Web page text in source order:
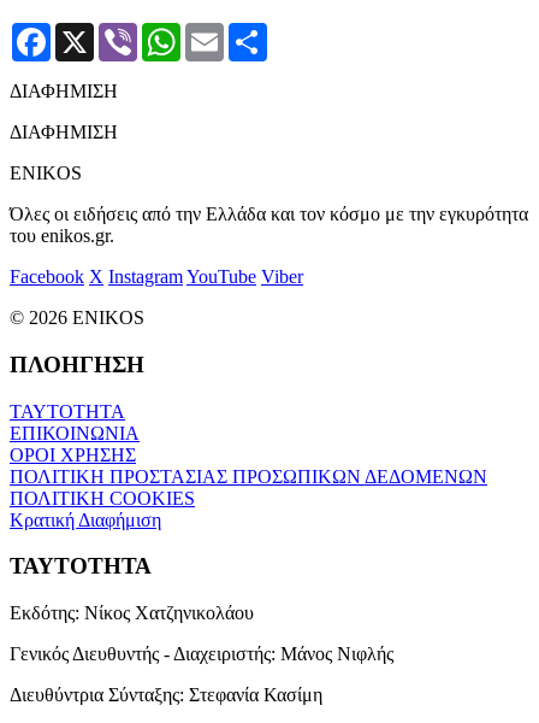
Facebook
X Viber WhatsApp
Email
ΔΙΑΦΗΜΙΣΗ
ΔΙΑΦΗΜΙΣΗ
ENIKOS
Όλες οι ειδήσεις από την Ελλάδα και τον κόσμο με την εγκυρότητα
του enikos.gr.
Facebook X InstagramYouTube Viber
© 2026 ENIKOS
ΠΛΟΗΓΗΣΗ
ΤΑΥΤΟΤΗΤΑ
ΕΠΙΚΟΙΝΩΝΙΑ
ΟΡΟΙ ΧΡΗΣΗΣ
ΠΟΛΙΤΙΚΗ ΠΡΟΣΤΑΣΙΑΣ ΠΡΟΣΩΠΙΚΩΝ ΔΕΔΟΜΕΝΩΝ
ΠΟΛΙΤΙΚΗ COOKIES
Κρατική Διαφήμιση
ΤΑΥΤΟΤΗΤΑ
Εκδότης: Νίκος Χατζηνικολάου
Γενικός Διευθυντής - Διαχειριστής: Μάνος Νιφλής
Διευθύντρια Σύνταξης: Στεφανία Κασίμη